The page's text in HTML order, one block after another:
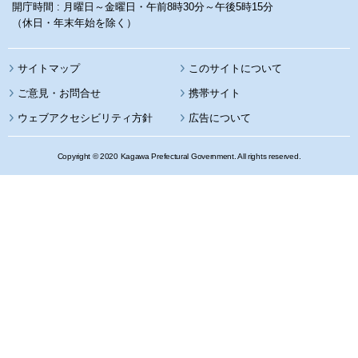
開庁時間 : 月曜日～金曜日・午前8時30分～午後5時15分
（休日・年末年始を除く）
サイトマップ このサイトについて
携帯サイト
ウェブアクセシビリティ方針 広告について
Copyright © 2020 Kagawa Prefectural Government. All rights reserved.